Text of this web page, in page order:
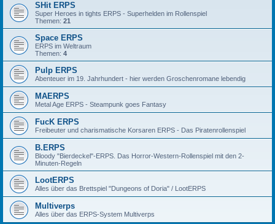
SHit ERPS
Super Heroes in tights ERPS - Superhelden im Rollenspiel
Themen: 21
Space ERPS
ERPS im Weltraum
Themen: 4
Pulp ERPS
Abenteuer im 19. Jahrhundert - hier werden Groschenromane lebendig
MAERPS
Metal Age ERPS - Steampunk goes Fantasy
FucK ERPS
Freibeuter und charismatische Korsaren ERPS - Das Piratenrollenspiel
B.ERPS
Bloody "Bierdeckel"-ERPS. Das Horror-Western-Rollenspiel mit den 2-
Minuten-Regeln
LootERPS
Alles über das Brettspiel "Dungeons of Doria" / LootERPS
Multiverps
Alles über das ERPS-System Multiverps